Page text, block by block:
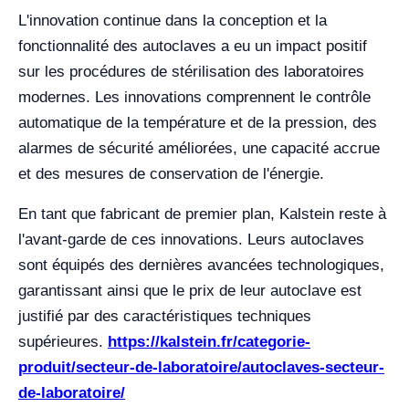
L'innovation continue dans la conception et la
fonctionnalité des autoclaves a eu un impact positif
sur les procédures de stérilisation des laboratoires
modernes. Les innovations comprennent le contrôle
automatique de la température et de la pression, des
alarmes de sécurité améliorées, une capacité accrue
et des mesures de conservation de l'énergie.
En tant que fabricant de premier plan, Kalstein reste à
l'avant-garde de ces innovations. Leurs autoclaves
sont équipés des dernières avancées technologiques,
garantissant ainsi que le prix de leur autoclave est
justifié par des caractéristiques techniques
supérieures. https://kalstein.fr/categorie-
produit/secteur-de-laboratoire/autoclaves-secteur-
de-laboratoire/